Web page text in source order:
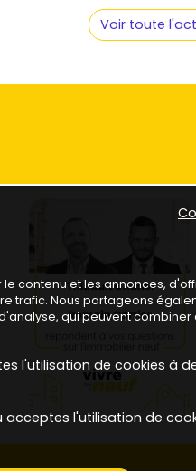
Voir toute
contenu et les annonces,
trafic. Nous partageons
qui peuvent
l'utilisation de cookies à
acceptes l'utilisation de